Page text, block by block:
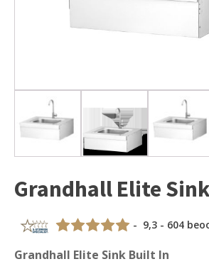
Grandhall Elite
- 9,3 - 604
Grandhall Elite Sink Built In